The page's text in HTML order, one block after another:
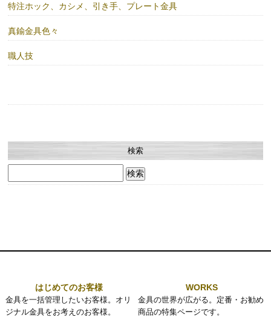
特注ホック、カシメ、引き手、プレート金具
真鍮金具色々
職人技
検索
索:
はじめてのお客様
金具を一括管理したいお客様。オリ
ジナル金具をお考えのお客様。
WORKS
金具の世界が広がる。定番・お勧め
商品の特集ページです。